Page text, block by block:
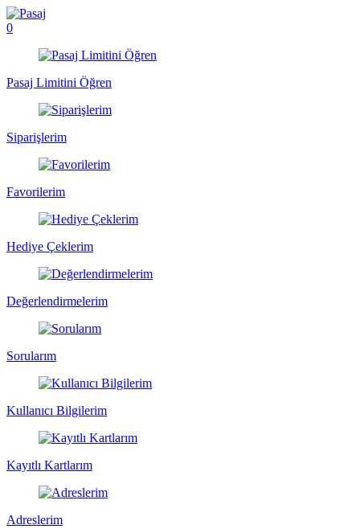
0
Pasaj Limitini Öğren
Siparişlerim
Favorilerim
Hediye Çeklerim
Değerlendirmelerim
Sorularım
Kullanıcı Bilgilerim
Kayıtlı Kartlarım
Adreslerim